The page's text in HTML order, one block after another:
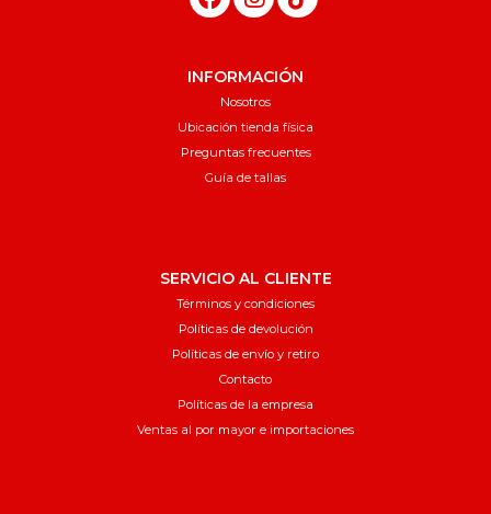
INFORMACIÓN
Nosotros
Ubicación tienda física
Preguntas frecuentes
Guía de tallas
SERVICIO AL CLIENTE
Términos y condiciones
Políticas de devolución
Políticas de envío y retiro
Contacto
Políticas de la empresa
Ventas al por mayor e importaciones